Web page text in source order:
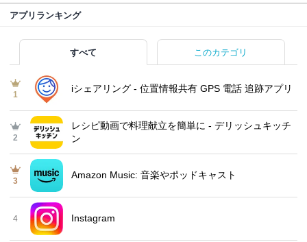
アプリランキング
すべて このカテゴリ
1
iシェアリング - 位置情報共有 GPS 電話 追跡アプリ
2
レシピ動画で料理献立を簡単‪に - デリッシュキッチ
ン
3
Amazon Music: 音楽やポッドキャスト
4 Instagram